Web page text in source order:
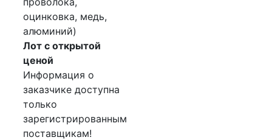
оцинковка, медь,
алюминий)
Лот с открытой
ценой
Информация о
заказчике доступна
только
зарегистрированным
поставщикам!